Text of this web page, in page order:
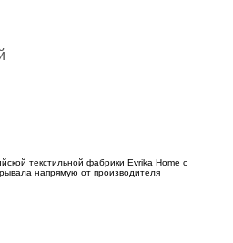
текстильной фабрики Evrika Home c
напрямую от производителя